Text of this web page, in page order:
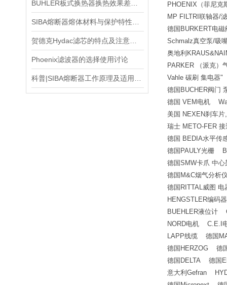
Phoenix滤波器的选择使用讨论
PHOENIX（菲尼
MP FILTRI联轴器/
德国BURKERT电
Schmalz真空泵/吸
奥地利
PARKER （派克
Vahle 碳刷 集电器
德国BUCHER阀门
德国 VEM电机
美国 NEXEN刹车
瑞士 METO-FER
德国 BEDIA水平
德国PAULY光栅
德国SMW卡爪 中
德国M&C烟气分析
德国RITTAL威图
HENGSTLER编码
BUEHLER液位计
NORD电机 C.E.I
LAPP线缆 德国
德国HERZOG 德
德国DELTA 德国
意大利Gefran